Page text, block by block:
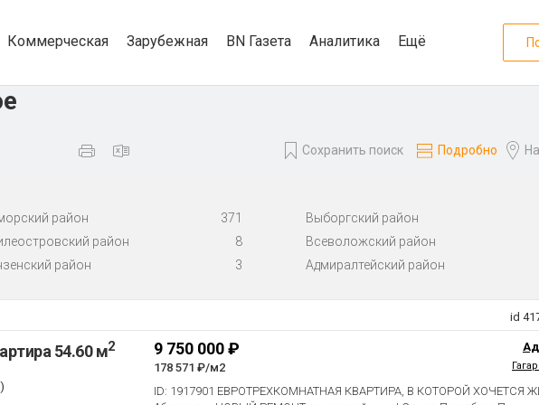
Коммерческая Зарубежная BN Газета Аналитика Ещё
Сохранить поиск Подробно
район 371 Выборгский район
район 8 Всеволожский район
район 3 Адмиралтейский район
id
54.60 м2 9 750 000 ₽
178 571 ₽/м2
ID: 1917901 ЕВРОТРЕХКОМНАТНАЯ КВАРТИРА, В КОТОРОЙ ХОЧЕТСЯ